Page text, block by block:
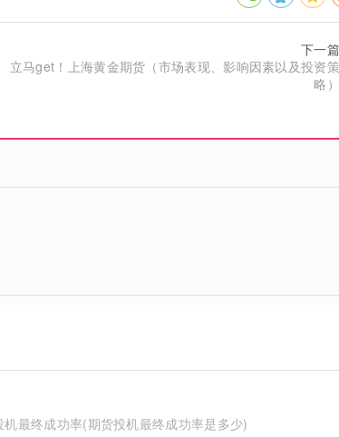
下一篇
立马get！上海黄金期货（市场表现、影响因素以及投资策
略）
机最终成功率(期货投机最终成功率是多少)